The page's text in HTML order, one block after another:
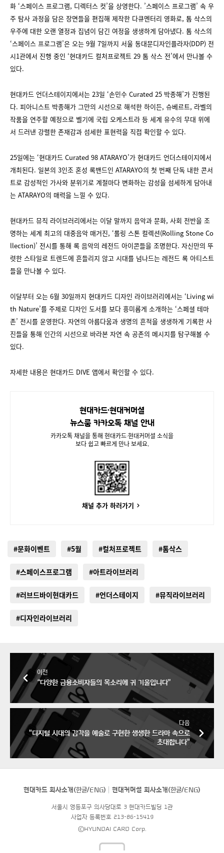
화 ‘스페이스 프로그램, 디렉터스 컷’을 상영한다. ’스페이스 프로그램’ 속 우
주 탐사 과정을 담은 장면들을 편집해 제작한 다큐멘터리 영화로, 톰 삭스의
우주에 대한 오랜 열정과 집념이 담긴 여정을 생생하게 담아냈다. 톰 삭스의
‘스페이스 프로그램’은 오는 9월 7일까지 서울 동대문디자인플라자(DDP) 전
시1관에서 진행 중인 ‘현대카드 컬처프로젝트 29 톰 삭스 전’에서 만나볼 수
있다.
현대카드 언더스테이지에서는 23일 ‘손민수 Curated 25 박종해’가 진행된
다. 피아니스트 박종해가 그만의 시선으로 해석한 하이든, 슈베르트, 라벨의
작품을 연주할 예정으로 벨기에 국립 오케스트라 등 세계 유수의 무대 위에
서 드러낸 강렬한 존재감과 섬세한 표현력을 직접 확인할 수 있다.
25일에는 ‘현대카드 Curated 98 ATARAYO’가 현대카드 언더스테이지에서
개최된다. 일본의 3인조 혼성 록밴드인 ATARAYO의 첫 번째 단독 내한 콘서
트로 감성적인 가사와 분위기로 계절마다 변화하는 감성을 섬세하게 담아내
는 ATARAYO의 매력을 느낄 수 있다.
현대카드 뮤직 라이브러리에서는 이달 말까지 음악과 문화, 사회 전반을 조
명하는 세계 최고의 대중음악 매거진, ‘롤링 스톤 컬렉션(Rolling Stone Co
llection)’ 전시를 통해 록 음악의 레전드 아이콘들을 조명한다. 자신만의 뚜
렷한 스타일로 트렌드에 흔들리지 않고 시대를 넘나드는 레전드 록 아티스트
들을 만나볼 수 있다.
이달부터 오는 6월 30일까지 현대카드 디자인 라이브러리에서는 ‘Living wi
th Nature’를 주제로 디자인 도서를 보다 흥미롭게 소개하는 ‘스페셜 테마
존’ 전시를 운영한다. 자연의 아름다움과 생명의 흔적을 생생하게 기록한 사
진들을 통해 인간의 시선으로 바라본 자연 속 공존의 메시지를 탐구해볼 수
있다.
자세한 내용은 현대카드 DIVE 앱에서 확인할 수 있다.
현대카드∙현대커머셜
뉴스룸 카카오톡 채널 안내
카카오톡 채널을 통해 현대카드∙현대커머셜 소식을
보다 쉽고 빠르게 만나 보세요.
채널 추가 하러가기
#문화이벤트 #5월 #컬처프로젝트 #톰삭스
#스페이스프로그램 #아트라이브러리
#러브드바이현대카드 #언더스테이지 #뮤직라이브러리
#디자인라이브러리
이전
“다양한 금융소비자들의 목소리에 귀 기울입니다”
다음
"디지털 시대의 감각을 예술로 구현한 생생한 드라마 속으로
초대합니다"
현대카드 회사소개(한글/ENG) 현대커머셜 회사소개(한글/ENG)
서울시 영등포구 의사당대로 3 현대카드빌딩 1관
사업자 등록번호 213-86-15419
©HYUNDAI CARD Corp.